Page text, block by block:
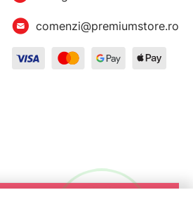
comenzi@premiumstore.ro